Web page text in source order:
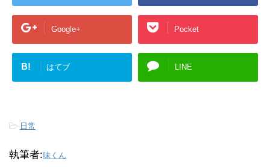
Google+ Pocket
B! はてブ LINE
-日常
執筆者:味くん